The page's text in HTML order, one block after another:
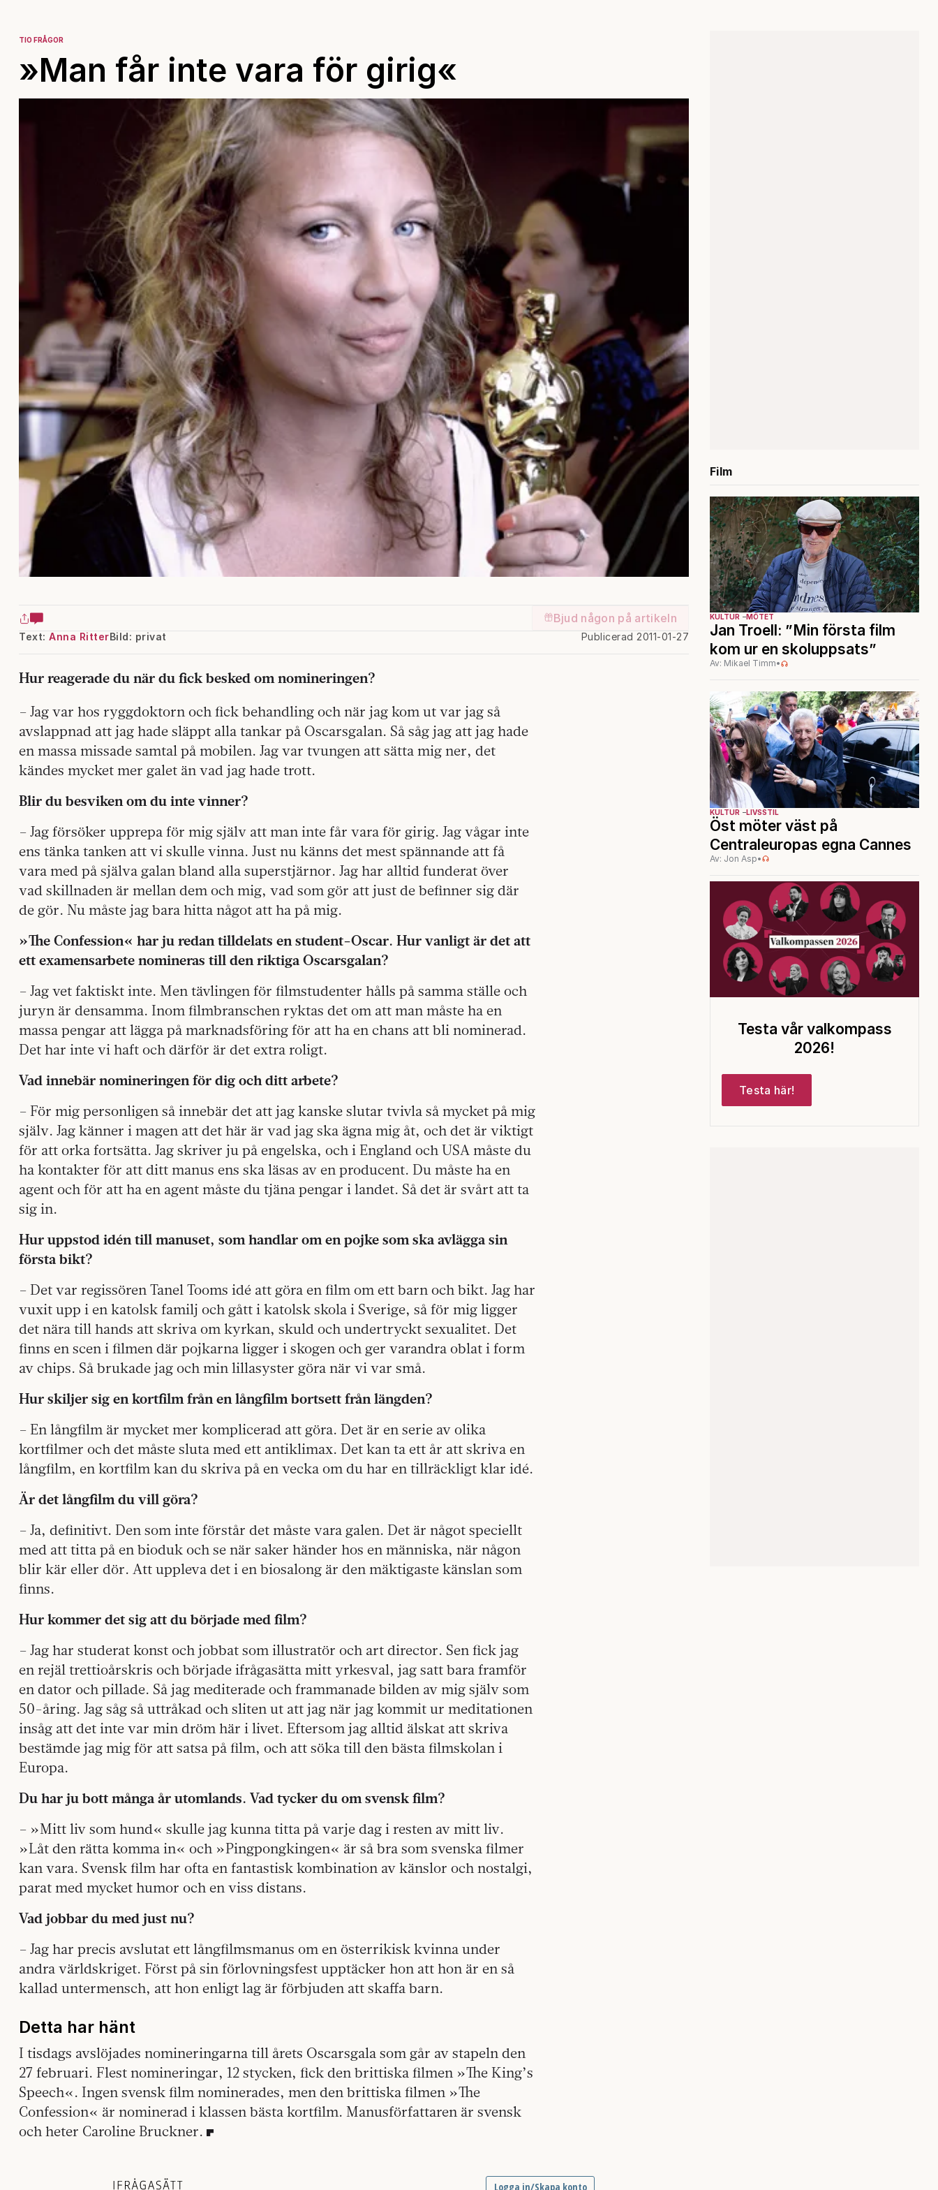
TIO FRÅGOR
»Man får inte vara för girig«
Bjud någon på artikeln
Text: Anna Ritter Publicerad 2011-01-27
Bild: privat
Hur reagerade du när du fick besked om nomineringen?
– Jag var hos ryggdoktorn och fick behandling och när jag kom ut var jag så
avslappnad att jag hade släppt alla tankar på Oscarsgalan. Så såg jag att jag hade
en massa missade samtal på mobilen. Jag var tvungen att sätta mig ner, det
kändes mycket mer galet än vad jag hade trott.
Blir du besviken om du inte vinner?
– Jag försöker upprepa för mig själv att man inte får vara för girig. Jag vågar inte
ens tänka tanken att vi skulle vinna. Just nu känns det mest spännande att få
vara med på själva galan bland alla superstjärnor. Jag har alltid funderat över
vad skillnaden är mellan dem och mig, vad som gör att just de befinner sig där
de gör. Nu måste jag bara hitta något att ha på mig.
»The Confession« har ju redan tilldelats en student-Oscar. Hur vanligt är det att
ett examensarbete nomineras till den riktiga Oscarsgalan?
– Jag vet faktiskt inte. Men tävlingen för filmstudenter hålls på samma ställe och
juryn är densamma. Inom filmbranschen ryktas det om att man måste ha en
massa pengar att lägga på marknadsföring för att ha en chans att bli nominerad.
Det har inte vi haft och därför är det extra roligt.
Vad innebär nomineringen för dig och ditt arbete?
– För mig personligen så innebär det att jag kanske slutar tvivla så mycket på mig
själv. Jag känner i magen att det här är vad jag ska ägna mig åt, och det är viktigt
för att orka fortsätta. Jag skriver ju på engelska, och i England och USA måste du
ha kontakter för att ditt manus ens ska läsas av en producent. Du måste ha en
agent och för att ha en agent måste du tjäna pengar i landet. Så det är svårt att ta
sig in.
Hur uppstod idén till manuset, som handlar om en pojke som ska avlägga sin
första bikt?
– Det var regissören Tanel Tooms idé att göra en film om ett barn och bikt. Jag har
vuxit upp i en katolsk familj och gått i katolsk skola i Sverige, så för mig ligger
det nära till hands att skriva om kyrkan, skuld och undertryckt sexualitet. Det
finns en scen i filmen där pojkarna ligger i skogen och ger varandra oblat i form
av chips. Så brukade jag och min lillasyster göra när vi var små.
Hur skiljer sig en kortfilm från en långfilm bortsett från längden?
– En långfilm är mycket mer komplicerad att göra. Det är en serie av olika
kortfilmer och det måste sluta med ett antiklimax. Det kan ta ett år att skriva en
långfilm, en kortfilm kan du skriva på en vecka om du har en tillräckligt klar idé.
Är det långfilm du vill göra?
– Ja, definitivt. Den som inte förstår det måste vara galen. Det är något speciellt
med att titta på en bioduk och se när saker händer hos en människa, när någon
blir kär eller dör. Att uppleva det i en biosalong är den mäktigaste känslan som
finns.
Hur kommer det sig att du började med film?
– Jag har studerat konst och jobbat som illustratör och art director. Sen fick jag
en rejäl trettioårskris och började ifrågasätta mitt yrkesval, jag satt bara framför
en dator och pillade. Så jag mediterade och frammanade bilden av mig själv som
50-åring. Jag såg så uttråkad och sliten ut att jag när jag kommit ur meditationen
insåg att det inte var min dröm här i livet. Eftersom jag alltid älskat att skriva
bestämde jag mig för att satsa på film, och att söka till den bästa filmskolan i
Europa.
Du har ju bott många år utomlands. Vad tycker du om svensk film?
– »Mitt liv som hund« skulle jag kunna titta på varje dag i resten av mitt liv.
»Låt den rätta komma in« och »Pingpongkingen« är så bra som svenska filmer
kan vara. Svensk film har ofta en fantastisk kombination av känslor och nostalgi,
parat med mycket humor och en viss distans.
Vad jobbar du med just nu?
– Jag har precis avslutat ett långfilmsmanus om en österrikisk kvinna under
andra världskriget. Först på sin förlovningsfest upptäcker hon att hon är en så
kallad untermensch, att hon enligt lag är förbjuden att skaffa barn.
Detta har hänt
I tisdags avslöjades nomineringarna till årets Oscarsgala som går av stapeln den
27 februari. Flest nomineringar, 12 stycken, fick den brittiska filmen »The King’s
Speech«. Ingen svensk film nominerades, men den brittiska filmen »The
Confession« är nominerad i klassen bästa kortfilm. Manusförfattaren är svensk
och heter Caroline Bruckner.
Film
KULTUR MÖTET
Jan Troell: ”Min första film
kom ur en skoluppsats”
Av: Mikael Timm•
KULTUR LIVSSTIL
Öst möter väst på
Centraleuropas egna Cannes
Av: Jon Asp•
Testa vår valkompass
2026!
Testa här!